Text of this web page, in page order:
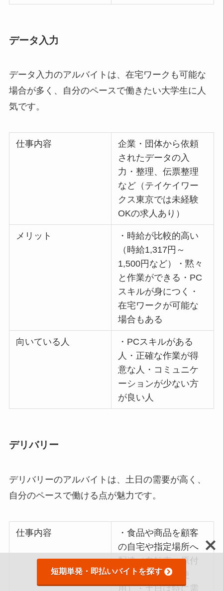
データ入力
データ入力のアルバイトは、在宅ワークも可能な
場合が多く、自分のペースで働きたい大学生に人
気です。
仕事内容
企業・団体から依頼
されたデータの入
力・整理、伝票整理
など（テイケイワー
クス東京では未経験
OKの求人あり）
メリット
・時給が比較的高い
（時給1,317円～
1,500円など）・黙々
と作業ができる・PC
スキルが身につく・
在宅ワークが可能な
場合もある
向いている人
・PCスキルがある
人・正確な作業が得
意な人・コミュニケ
ーションが少ない方
が良い人
デリバリー
デリバリーのアルバイトは、土日の需要が高く、
自分のペースで働ける点が魅力です。
仕事内容
・食品や商品を顧客
の自宅や指定場所へ
配達（自転車・原付
バイク・車など使
用）・土日は特に需
短期単発・即払いバイトを探す